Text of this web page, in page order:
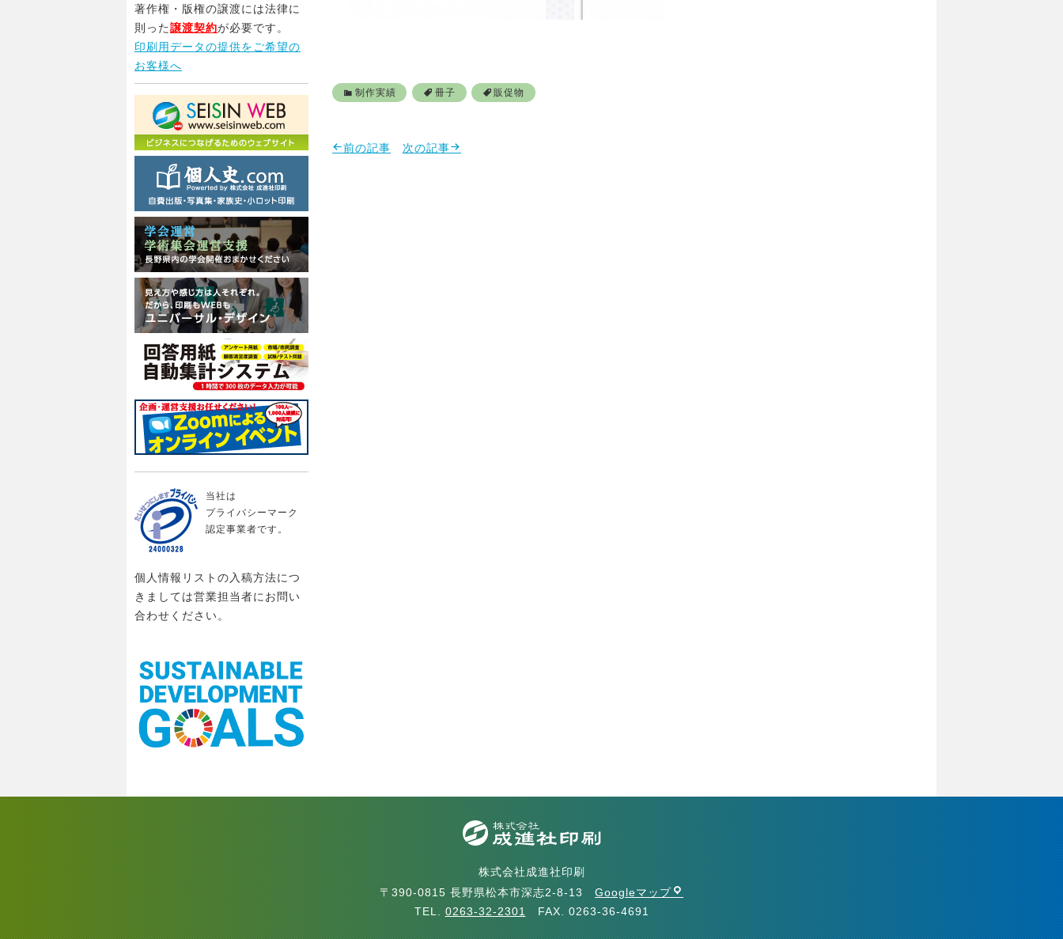
著作権・版権の譲渡には法律に
則った譲渡契約が必要です。
印刷用データの提供をご希望の
お客様へ
当社は
プライバシーマーク
認定事業者です。
個人情報リストの入稿方法につ
きましては営業担当者にお問い
合わせください。
制作実績 冊子 販促物
前の記事 次の記事
株式会社成進社印刷
〒390-0815 長野県松本市深志2-8-13Googleマップ
TEL.0263-32-2301FAX. 0263-36-4691